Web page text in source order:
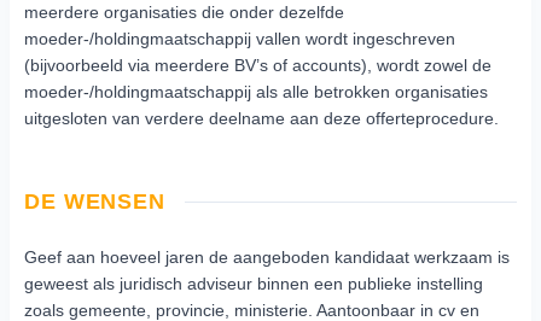
meerdere organisaties die onder dezelfde
moeder-/holdingmaatschappij vallen wordt ingeschreven
(bijvoorbeeld via meerdere BV’s of accounts), wordt zowel de
moeder-/holdingmaatschappij als alle betrokken organisaties
uitgesloten van verdere deelname aan deze offerteprocedure.
DE WENSEN
Geef aan hoeveel jaren de aangeboden kandidaat werkzaam is
geweest als juridisch adviseur binnen een publieke instelling
zoals gemeente, provincie, ministerie. Aantoonbaar in cv en